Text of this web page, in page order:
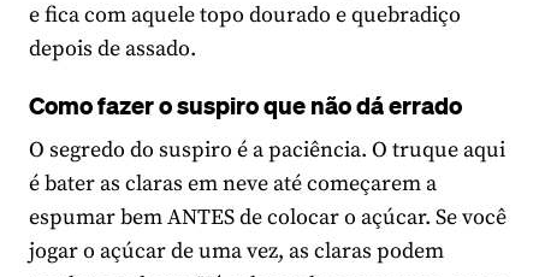
e fica com aquele topo dourado e quebradiço
depois de assado.
Como fazer o suspiro que não dá errado
O segredo do suspiro é a paciência. O truque aqui
é bater as claras em neve até começarem a
espumar bem ANTES de colocar o açúcar. Se você
jogar o açúcar de uma vez, as claras podem